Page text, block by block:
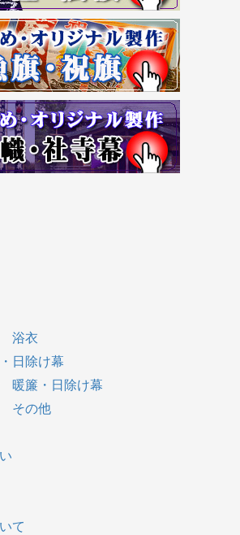
浴衣
日除け幕
暖簾・日除け幕
その他
て